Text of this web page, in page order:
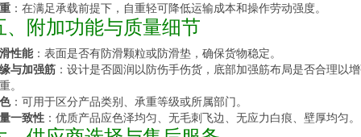
：在满足承载前提下，自重轻可降低运输成本和操作劳动强度。
、附加功能与质量细节
性能：表面是否有防滑颗粒或防滑垫，确保货物稳定。
与加强筋 ：设计是否圆润以防伤手伤货，底部加强筋布局是否合理以
。
：可用于区分产品类别、承重等级或所属部门。
一致性 ：优质产品应色泽均匀、无毛刺飞边、无应力白痕、壁厚均匀。